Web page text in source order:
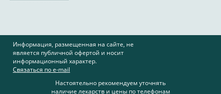
Информация, размещенная на сайте, не
является публичной офертой и носит
информационный характер.
Связаться по e-mail
Настоятельно рекомендуем уточнять
наличие лекарств и цены по телефонам